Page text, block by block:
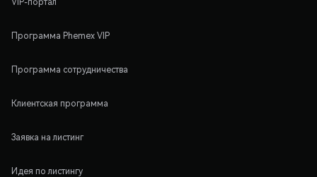
Программа Phemex VIP
Программа сотрудничества
Клиентская программа
Заявка на листинг
Идея по листингу